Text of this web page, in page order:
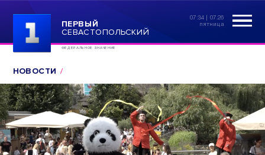
ПЕРВЫЙ
СЕВАСТОПОЛЬСКИЙ
ФЕДЕРАЛЬНОЕ ЗНАЧЕНИЕ
07:34 | 07.26
пятница
НОВОСТИ